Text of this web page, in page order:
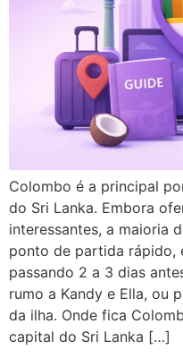
Colombo é a principal
do Sri Lanka. Embora
interessantes, a maioria
ponto de partida rápido,
passando 2 a 3 dias
rumo a Kandy e Ella, ou
da ilha. Onde fica
capital do Sri Lanka […]